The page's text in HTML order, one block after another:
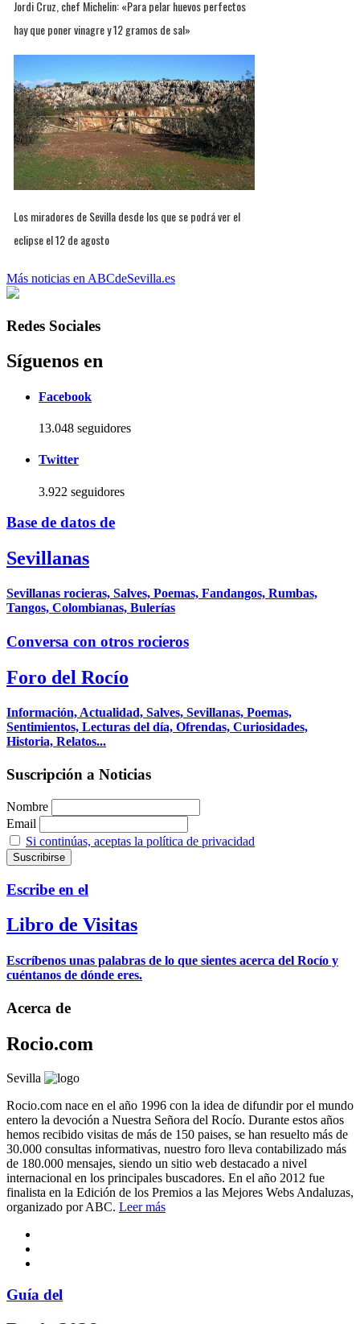
Jordi Cruz, chef Michelin: «Para pelar huevos perfectos
hay que poner vinagre y 12 gramos de sal»
Los miradores de Sevilla desde los que se podrá ver el
eclipse el 12 de agosto
Más noticias en ABCdeSevilla.es
Redes Sociales
Síguenos en
Facebook
13.048 seguidores
Twitter
3.922 seguidores
Base de datos de
Sevillanas
Sevillanas rocieras, Salves, Poemas, Fandangos, Rumbas,
Tangos, Colombianas, Bulerías
Conversa con otros rocieros
Foro del Rocío
Información, Actualidad, Salves, Sevillanas, Poemas,
Sentimientos, Lecturas del día, Ofrendas, Curiosidades,
Historia, Relatos...
Suscripción a Noticias
Nombre
Email
Si continúas, aceptas la política de privacidad
Escribe en el
Libro de Visitas
Escríbenos unas palabras de lo que sientes acerca del Rocío y
cuéntanos de dónde eres.
Acerca de
Rocio.com
Sevilla
Rocio.com nace en el año 1996 con la idea de difundir por el mundo
entero la devoción a Nuestra Señora del Rocío. Durante estos años
hemos recibido visitas de más de 150 paises, se han resuelto más de
30.000 consultas informativas, nuestro foro lleva contabilizado más
de 180.000 mensajes, siendo un sitio web destacado a nivel
internacional en los principales buscadores. En el año 2012 fue
finalista en la Edición de los Premios a las Mejores Webs Andaluzas,
organizado por ABC. Leer más
Guía del